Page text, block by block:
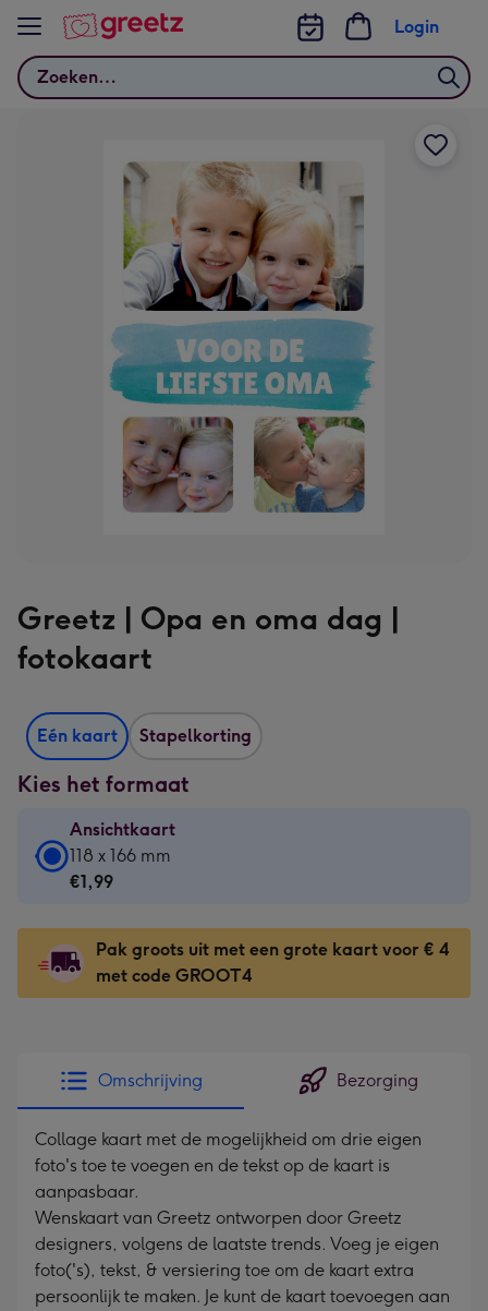
Bekijk meer
Zoeken
Login
Greetz | Opa en oma dag |
fotokaart
Eén kaart Stapelkorting
Kies het formaat
Ansichtkaart
Ansichtkaart
-
-
118
x
Dimensions:
118
x
166
mm
118 x 166 mm
€1,99
Pak groots uit met een grote kaart voor € 4
met code GROOT4
Omschrijving Bezorging
Collage kaart met de mogelijkheid om drie eigen
foto's toe te voegen en de tekst op de kaart is
aanpasbaar.
Wenskaart van Greetz ontworpen door Greetz
designers, volgens de laatste trends. Voeg je eigen
foto('s), tekst, & versiering toe om de kaart extra
persoonlijk te maken. Je kunt de kaart toevoegen aan